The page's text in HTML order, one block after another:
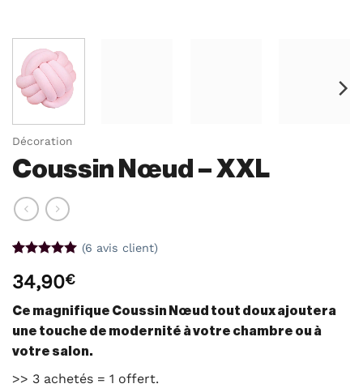
Décoration
Coussin Nœud – XXL
5 basé sur
notations
client
(6 avis client)
34,90€
Ce magnifique Coussin Nœud tout doux ajoutera
une touche de modernité à votre chambre ou à
votre salon.
>> 3 achetés = 1 offert.